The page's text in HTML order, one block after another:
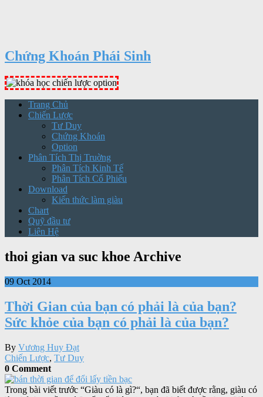
Chứng Khoán Phái Sinh
Trang Chủ
Chiến Lược
Tư Duy
Chứng Khoán
Option
Phân Tích Thị Truờng
Phân Tích Kinh Tế
Phân Tích Cổ Phiếu
Download
Kiến thức làm giàu
Chart
Quỹ đầu tư
Liên Hệ
thoi gian va suc khoe Archive
09 Oct 2014
Thời Gian của bạn có phải là của bạn?
Sức khỏe của bạn có phải là của bạn?
By Vương Huy Đạt
Chiến Lược, Tư Duy
0 Comment
Trong bài viết trước “Giàu có là gì?“, bạn đã biết được rằng, giàu có